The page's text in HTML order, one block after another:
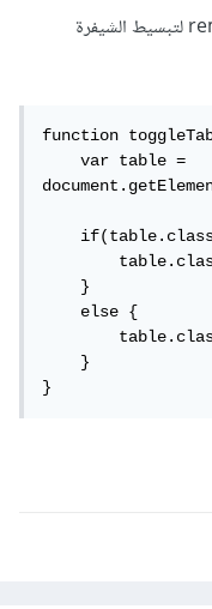
كما يمكنك الاستفادة من توابع add و remove لتبسيط الشيفرة
function
    var table =
    if(table.classList.contains("showTable")) {
        table.classList.remove("showTable");
    }
    else {
        table.classList.add("showTable");
    }
}